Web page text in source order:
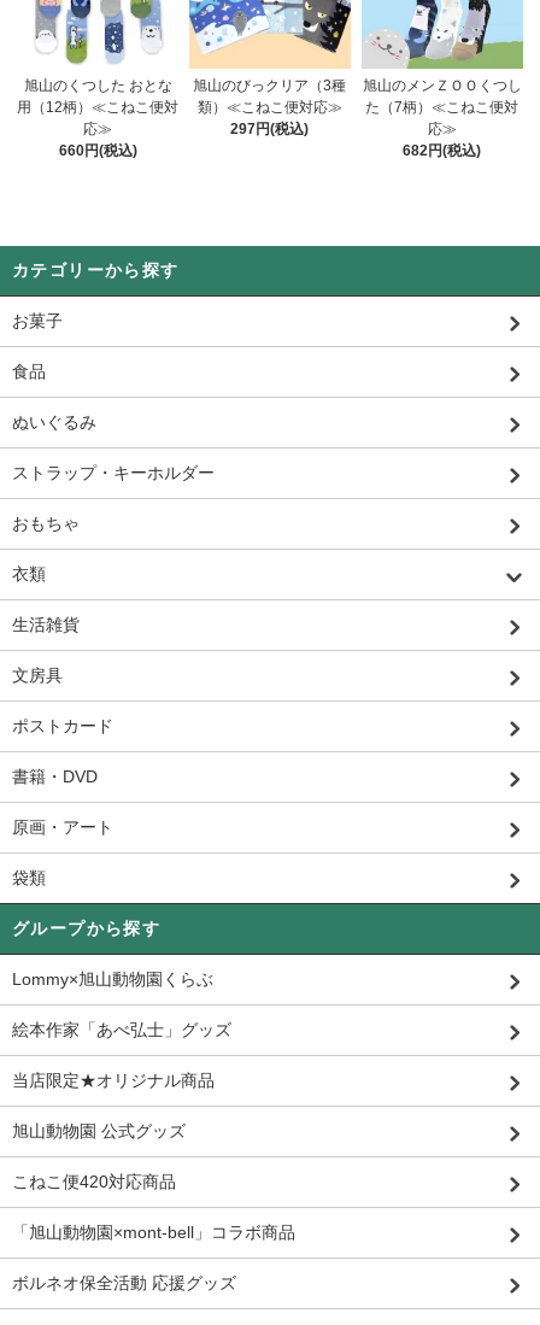
旭山のくつした おとな
用（12柄）≪こねこ便対
応≫
660円(税込)
旭山のびっクリア（3種
類）≪こねこ便対応≫
297円(税込)
旭山のメンＺＯＯくつし
た（7柄）≪こねこ便対
応≫
682円(税込)
カテゴリーから探す
お菓子
食品
ぬいぐるみ
ストラップ・キーホルダー
おもちゃ
衣類
生活雑貨
文房具
ポストカード
書籍・DVD
原画・アート
袋類
グループから探す
Lommy×旭山動物園くらぶ
絵本作家「あべ弘士」グッズ
当店限定★オリジナル商品
旭山動物園 公式グッズ
こねこ便420対応商品
「旭山動物園×mont-bell」コラボ商品
ボルネオ保全活動 応援グッズ